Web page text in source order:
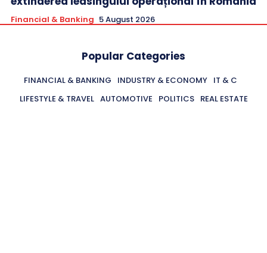
Financial & Banking 5 August 2026
Popular Categories
FINANCIAL & BANKING INDUSTRY & ECONOMY IT & C
LIFESTYLE & TRAVEL AUTOMOTIVE POLITICS REAL ESTATE